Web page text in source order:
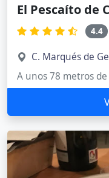
El Pescaíto de
4.4
C. Marqués de
A unos 78 metros